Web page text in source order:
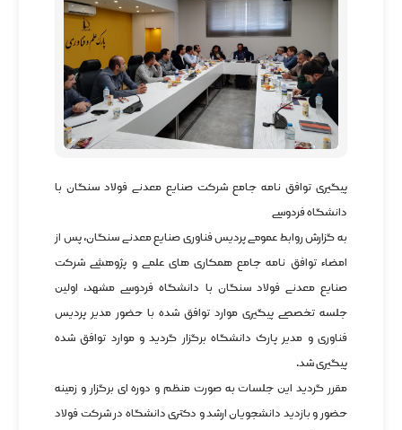
پیگیری توافق نامه جامع شرکت صنایع معدنی فولاد سنگان با
دانشگاه فردوسی
به گزارش روابط عمومی پردیس فناوری صنایع معدنی سنگان، پس از
امضاء توافق نامه جامع همکاری های علمی و پژوهشی شرکت
صنایع معدنی فولاد سنگان با دانشگاه فردوسی مشهد، اولین
جلسه تخصصی پیگیری موارد توافق شده با حضور مدیر پردیس
فناوری و مدیر پارک دانشگاه برگزار گردید و موارد توافق شده
پیگیری شد.
مقرر گردید این جلسات به صورت منظم و دوره ای برگزار و زمینه
حضور و بازدید دانشجویان ارشد و دکتری دانشگاه در شرکت فولاد